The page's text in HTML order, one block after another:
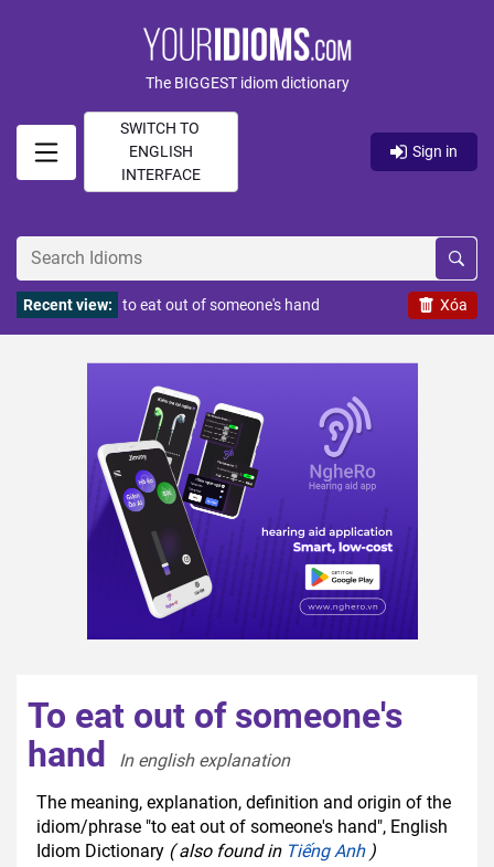
The BIGGEST idiom dictionary
SWITCH TO
ENGLISH
INTERFACE
Sign in
Xóa
Recent view: to eat out of someone's hand
To eat out of someone's
hand
In english explanation
The meaning, explanation, definition and origin of the
idiom/phrase "to eat out of someone's hand", English
Idiom Dictionary ( also found in Tiếng Anh)